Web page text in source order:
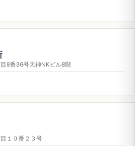
8番36号天神NKビル8階
１０番２３号